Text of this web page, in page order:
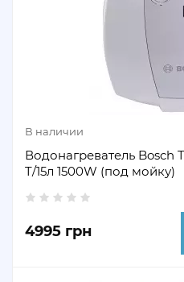
В наличии
Водонагреватель Bosch
T/15л 1500W (под мойку)
4995 грн